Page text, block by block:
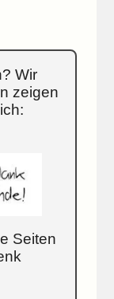
Wir
zeigen
Seiten